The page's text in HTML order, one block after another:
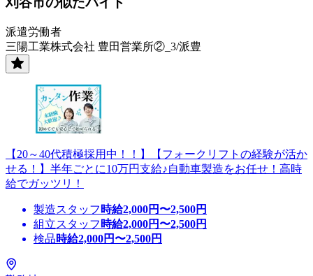
派遣労働者
三陽工業株式会社 豊田営業所②_3/派豊
【20～40代積極採用中！！】【フォークリフトの経験が活か
せる！】半年ごとに10万円支給♪自動車製造をお任せ！高時
給でガッツリ！
製造スタッフ 時給2,000円〜2,500円
組立スタッフ 時給2,000円〜2,500円
検品時給2,000円〜2,500円